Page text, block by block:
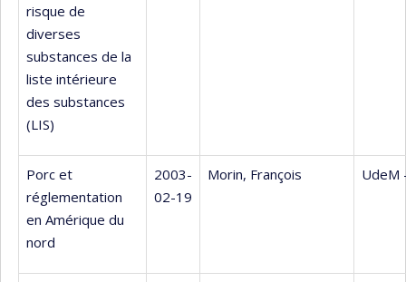
risque de
diverses
substances de la
liste intérieure
des substances
(LIS)
Porc et
réglementation
en Amérique du
nord
2003-
02-19
Morin, François UdeM